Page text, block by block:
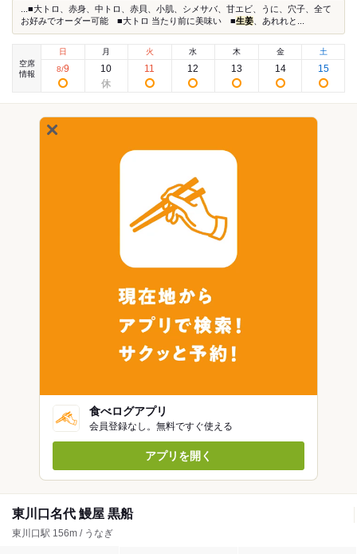
...■大トロ、赤身、中トロ、赤貝、小肌、シメサバ、甘エビ、うに、穴子、全て
お好みでオーダー可能 ■大トロ 当たり前に美味い ■生姜 、あれれと...
空席
情報
日
8/9
月
10
火
11
水
12
木
13
金
14
土
15
食べログアプリ
会員登録なし。無料ですぐ使える
アプリを開く
東川口名代 鰻屋 黒船
東川口駅 156m / うなぎ